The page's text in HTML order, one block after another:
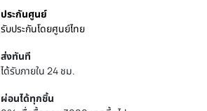
ประกันศูนย์
รับประกันโดยศูนย์ไทย
ส่งทันที
ได้รับภายใน 24 ชม.
ผ่อนได้ทุกชิ้น